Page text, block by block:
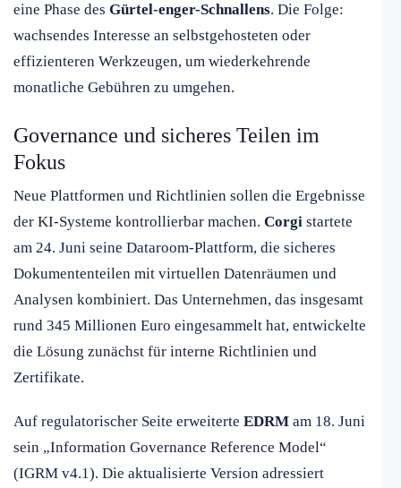
eine Phase des Gürtel-enger-Schnallens. Die Folge:
wachsendes Interesse an selbstgehosteten oder
effizienteren Werkzeugen, um wiederkehrende
monatliche Gebühren zu umgehen.
Governance und sicheres Teilen im
Fokus
Neue Plattformen und Richtlinien sollen die Ergebnisse
der KI-Systeme kontrollierbar machen. Corgi startete
am 24. Juni seine Dataroom-Plattform, die sicheres
Dokumententeilen mit virtuellen Datenräumen und
Analysen kombiniert. Das Unternehmen, das insgesamt
rund 345 Millionen Euro eingesammelt hat, entwickelte
die Lösung zunächst für interne Richtlinien und
Zertifikate.
Auf regulatorischer Seite erweiterte EDRM am 18. Juni
sein „Information Governance Reference Model“
(IGRM v4.1). Die aktualisierte Version adressiert